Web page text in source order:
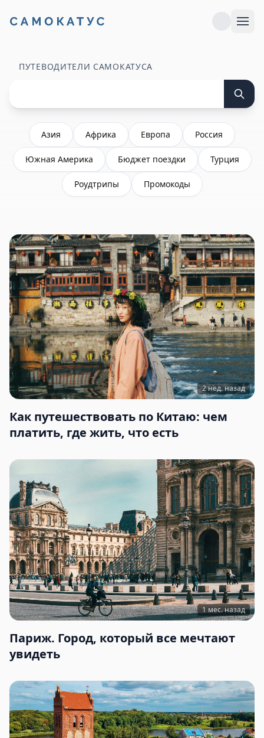
ПУТЕВОДИТЕЛИ САМОКАТУСА
Азия Африка Европа Россия
Южная Америка Бюджет поездки Турция
Роудтрипы Промокоды
2 нед. назад
Как путешествовать по Китаю: чем
платить, где жить, что есть
1 мес. назад
Париж. Город, который все мечтают
увидеть